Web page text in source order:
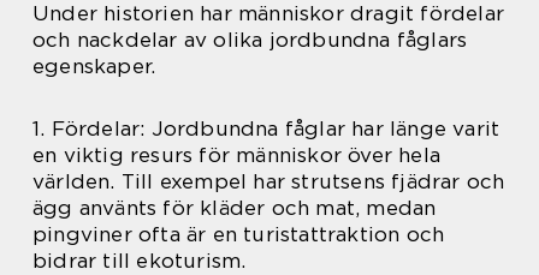
Under historien har människor dragit fördelar
och nackdelar av olika jordbundna fåglars
egenskaper.
1. Fördelar: Jordbundna fåglar har länge varit
en viktig resurs för människor över hela
världen. Till exempel har strutsens fjädrar och
ägg använts för kläder och mat, medan
pingviner ofta är en turistattraktion och
bidrar till ekoturism.